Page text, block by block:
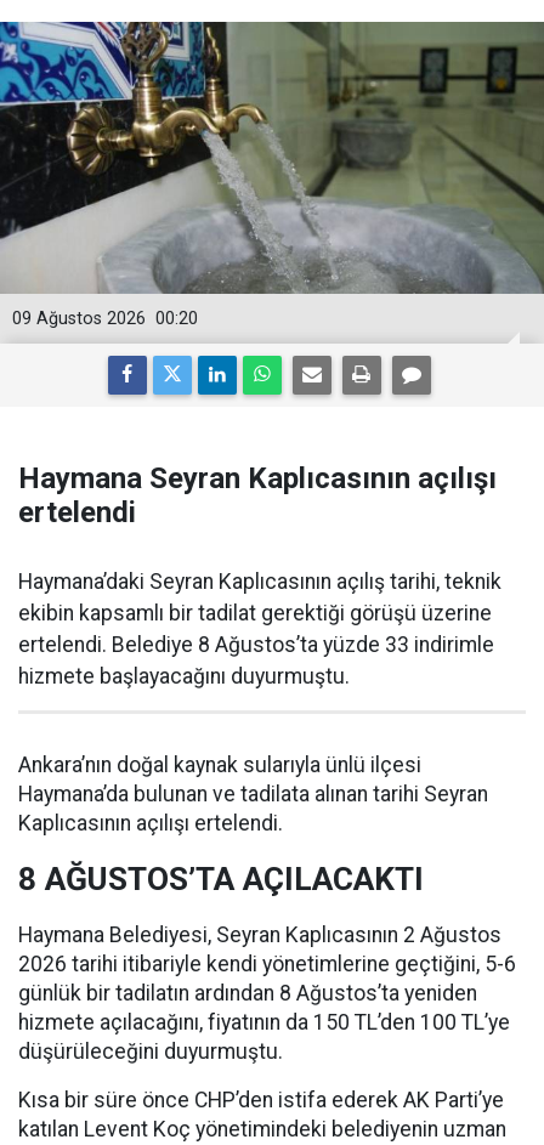
00:20
09 Ağustos 2026
Haymana Seyran Kaplıcasının açılışı
ertelendi
Haymana’daki Seyran Kaplıcasının açılış tarihi, teknik
ekibin kapsamlı bir tadilat gerektiği görüşü üzerine
ertelendi. Belediye 8 Ağustos’ta yüzde 33 indirimle
hizmete başlayacağını duyurmuştu.
Ankara’nın doğal kaynak sularıyla ünlü ilçesi
Haymana’da bulunan ve tadilata alınan tarihi Seyran
Kaplıcasının açılışı ertelendi.
8 AĞUSTOS’TA AÇILACAKTI
Haymana Belediyesi, Seyran Kaplıcasının 2 Ağustos
2026 tarihi itibariyle kendi yönetimlerine geçtiğini, 5-6
günlük bir tadilatın ardından 8 Ağustos’ta yeniden
hizmete açılacağını, fiyatının da 150 TL’den 100 TL’ye
düşürüleceğini duyurmuştu.
Kısa bir süre önce CHP’den istifa ederek AK Parti’ye
katılan Levent Koç yönetimindeki belediyenin uzman